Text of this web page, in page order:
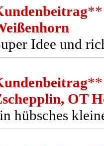
**
Idee und
**
OT
hübsches